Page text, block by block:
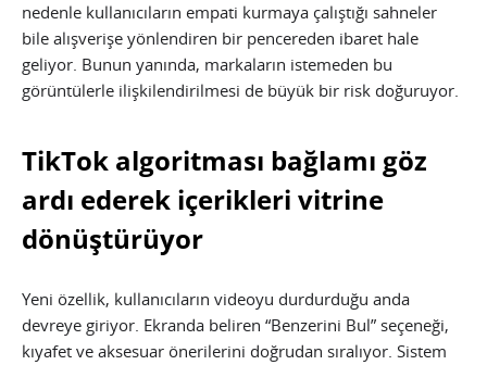
nedenle kullanıcıların empati kurmaya çalıştığı sahneler
bile alışverişe yönlendiren bir pencereden ibaret hale
geliyor. Bunun yanında, markaların istemeden bu
görüntülerle ilişkilendirilmesi de büyük bir risk doğuruyor.
TikTok algoritması bağlamı göz
ardı ederek içerikleri vitrine
dönüştürüyor
Yeni özellik, kullanıcıların videoyu durdurduğu anda
devreye giriyor. Ekranda beliren “Benzerini Bul” seçeneği,
kıyafet ve aksesuar önerilerini doğrudan sıralıyor. Sistem